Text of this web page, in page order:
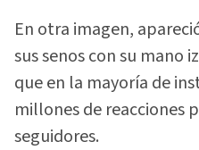
En otra imagen,
sus senos con su mano
que en la mayoría de
millones de reacciones
seguidores.